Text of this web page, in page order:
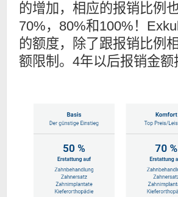
的增加，相应的报销比例
70%，80%和100%！
的额度，除了跟报销比例
额限制。4年以后报销金